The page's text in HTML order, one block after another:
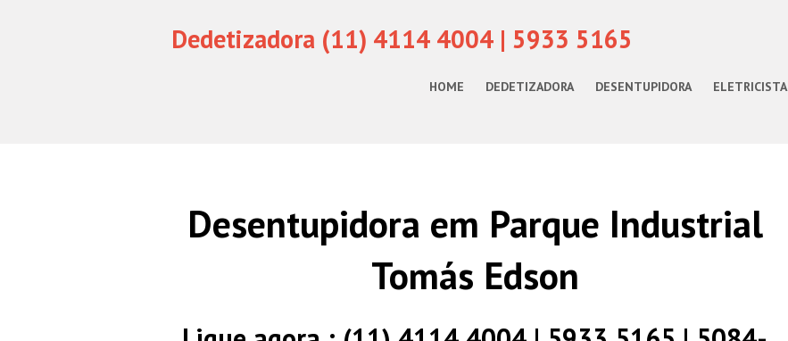
Dedetizadora (11) 4114 4004 | 5933 5165
HOME DEDETIZADORA DESENTUPIDORA ELETRICISTA
Desentupidora em Parque Industrial
Tomás Edson